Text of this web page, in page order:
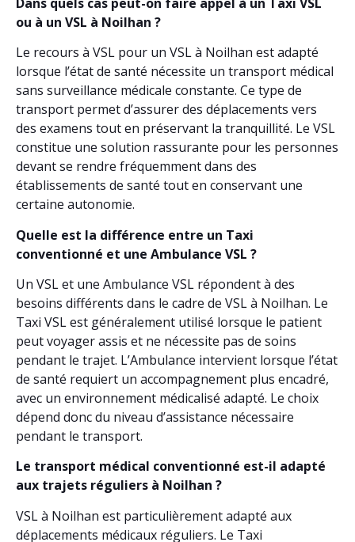
ou à un VSL à Noilhan ?
Le recours à VSL pour un VSL à Noilhan est adapté
lorsque l’état de santé nécessite un transport médical
sans surveillance médicale constante. Ce type de
transport permet d’assurer des déplacements vers
des examens tout en préservant la tranquillité. Le VSL
constitue une solution rassurante pour les personnes
devant se rendre fréquemment dans des
établissements de santé tout en conservant une
certaine autonomie.
Quelle est la différence entre un Taxi
conventionné et une Ambulance VSL ?
Un VSL et une Ambulance VSL répondent à des
besoins différents dans le cadre de VSL à Noilhan. Le
Taxi VSL est généralement utilisé lorsque le patient
peut voyager assis et ne nécessite pas de soins
pendant le trajet. L’Ambulance intervient lorsque l’état
de santé requiert un accompagnement plus encadré,
avec un environnement médicalisé adapté. Le choix
dépend donc du niveau d’assistance nécessaire
pendant le transport.
Le transport médical conventionné est-il adapté
aux trajets réguliers à Noilhan ?
VSL à Noilhan est particulièrement adapté aux
déplacements médicaux réguliers. Le Taxi